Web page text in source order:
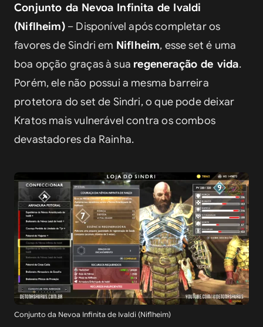
Conjunto da Nevoa Infinita de Ivaldi
(Niflheim) – Disponível após completar os
favores de Sindri em Niflheim, esse set é uma
boa opção graças à sua regeneração de vida.
Porém, ele não possui a mesma barreira
protetora do set de Sindri, o que pode deixar
Kratos mais vulnerável contra os combos
devastadores da Rainha.
Conjunto da Nevoa Infinita de Ivaldi (Niflheim)